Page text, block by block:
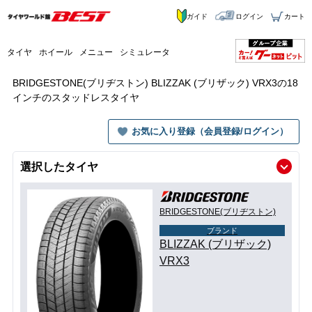
タイヤ ホイール メニュー シミュレータ
ガイド ログイン カート
BRIDGESTONE(ブリヂストン) BLIZZAK (ブリザック) VRX3の18
インチのスタッドレスタイヤ
お気に入り登録（会員登録/ログイン）
選択したタイヤ
BRIDGESTONE(ブリヂストン)
ブランド
BLIZZAK (ブリザック)
VRX3